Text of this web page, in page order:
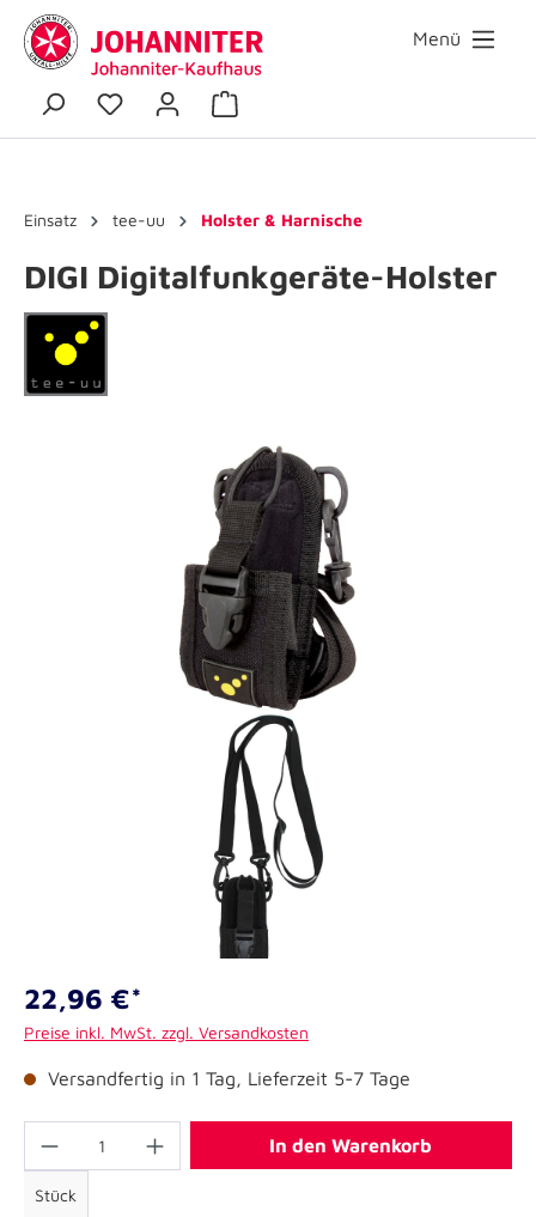
Menü
Einsatz tee-uu Holster & Harnische
DIGI Digitalfunkgeräte-Holster
22,96 €*
Preise inkl. MwSt. zzgl. Versandkosten
Versandfertig in 1 Tag, Lieferzeit 5-7 Tage
Stück
In den Warenkorb